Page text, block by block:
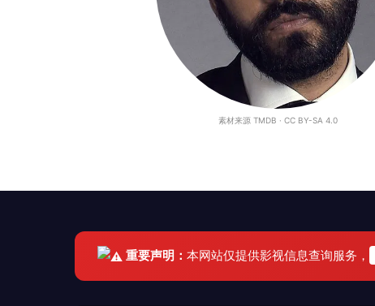
素材来源 TMDB · CC BY-SA 4.0
重要声明：本网站仅提供影视信息查询服务，